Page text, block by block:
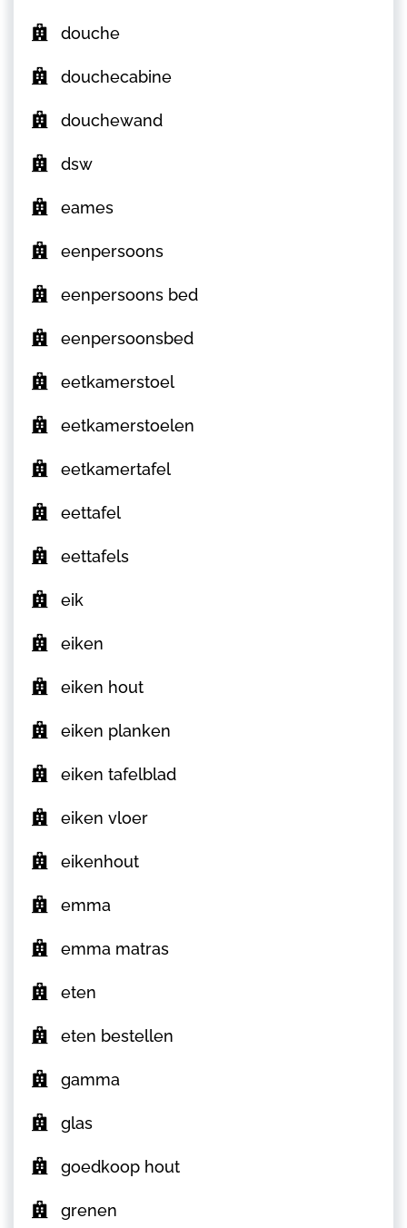
douche
douchecabine
douchewand
dsw
eames
eenpersoons
eenpersoons bed
eenpersoonsbed
eetkamerstoel
eetkamerstoelen
eetkamertafel
eettafel
eettafels
eik
eiken
eiken hout
eiken planken
eiken tafelblad
eiken vloer
eikenhout
emma
emma matras
eten
eten bestellen
gamma
glas
goedkoop hout
grenen